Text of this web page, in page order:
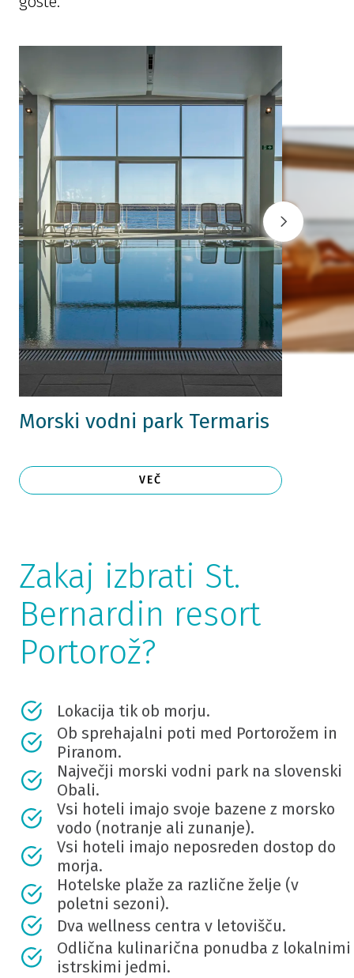
Morski vodni park Termaris
VEČ
Zakaj izbrati St.
Bernardin resort
Portorož?
Lokacija tik ob morju.
Ob sprehajalni poti med Portorožem in
Piranom.
Največji morski vodni park na slovenski
Obali.
Vsi hoteli imajo svoje bazene z morsko
vodo (notranje ali zunanje).
Vsi hoteli imajo neposreden dostop do
morja.
Hotelske plaže za različne želje (v
poletni sezoni).
Dva wellness centra v letovišču.
Odlična kulinarična ponudba z lokalnimi
istrskimi jedmi.